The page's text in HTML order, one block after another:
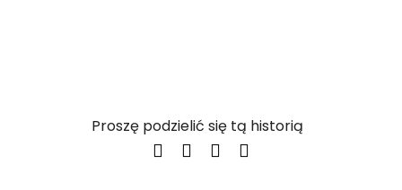
Proszę podzielić się tą historią